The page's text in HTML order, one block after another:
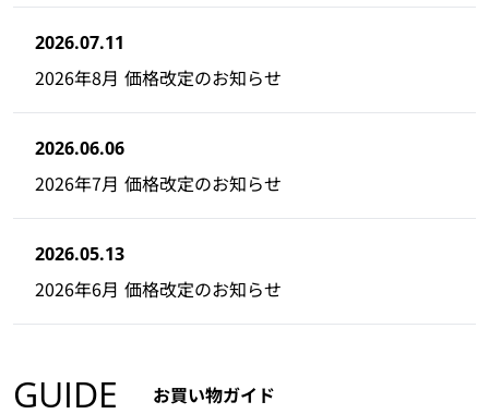
2026.07.11
2026年8月 価格改定のお知らせ
2026.06.06
2026年7月 価格改定のお知らせ
2026.05.13
2026年6月 価格改定のお知らせ
GUIDE お買い物ガイド